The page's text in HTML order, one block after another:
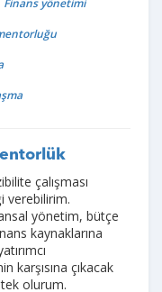
Finans yönetimi
çalışması
verebilirim.
yönetim, bütçe
kaynaklarına
karşısına çıkacak
olurum.